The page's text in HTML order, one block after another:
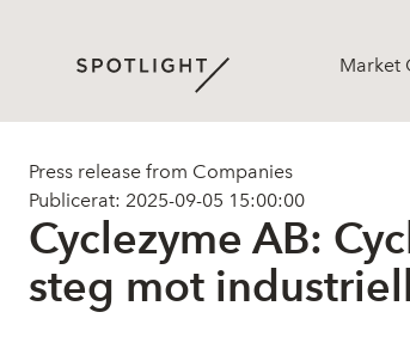
Market
Press release from Companies
Publicerat: 2025-09-05 15:00:00
Cyclezyme AB:
steg mot